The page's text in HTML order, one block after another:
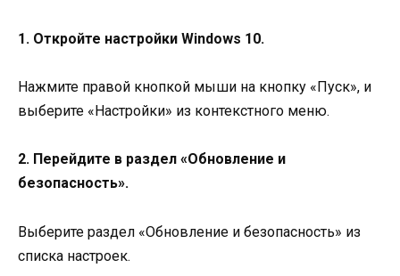
1. Откройте настройки Windows 10.
Нажмите правой кнопкой мыши на кнопку «Пуск», и
выберите «Настройки» из контекстного меню.
2. Перейдите в раздел «Обновление и
безопасность».
Выберите раздел «Обновление и безопасность» из
списка настроек.